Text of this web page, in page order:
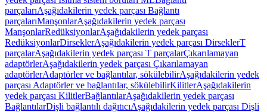
parçalarıAşağıdakilerin yedek parçası Bağlantı
parçalarıManşonlarAşağıdakilerin yedek parçası
ManşonlarRedüksiyonlarAşağıdakilerin yedek parçası
RedüksiyonlarDirseklerAşağıdakilerin yedek parçası DirseklerT
parçalarAşağıdakilerin yedek parçası T parçalarÇıkarılamayan
adaptörlerAşağıdakilerin yedek parçası Çıkarılamayan
adaptörlerAdaptörler ve bağlantılar, sökülebilirAşağıdakilerin yedek
parçası Adaptörler ve bağlantılar, sökülebilirKilitlerAşağıdakilerin
yedek parçası KilitlerBağlantılarAşağıdakilerin yedek parçası
BağlantılarDişli bağlantılı dağıtıcıAşağıdakilerin yedek parçası Dişli